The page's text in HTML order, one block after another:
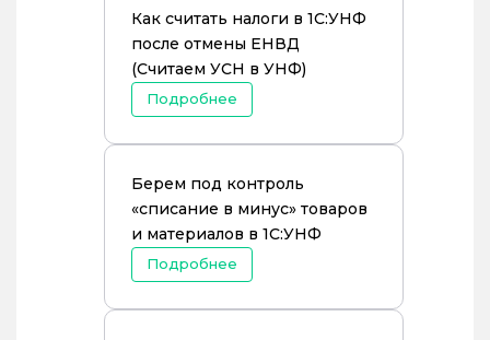
Как считать налоги в 1С:УНФ
после отмены ЕНВД
(Считаем УСН в УНФ)
Подробнее
Берем под контроль
«списание в минус» товаров
и материалов в 1С:УНФ
Подробнее